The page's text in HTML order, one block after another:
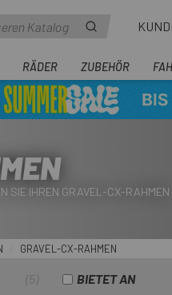
RÄDER ZUBEHÖR
SIE IHREN GRAVEL-CX-RAHMEN
GRAVEL-CX-RAHMEN
5 BIETET AN